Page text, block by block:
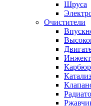
Шруса
Очистители